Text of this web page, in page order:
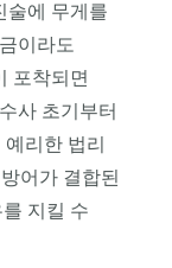
술에 무게를
이라도
포착되면
사 초기부터
리한 법리
어가 결합된
지킬 수